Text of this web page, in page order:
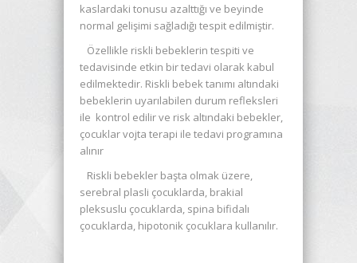
kaslardaki tonusu azalttığı ve beyinde
normal gelişimi sağladığı tespit edilmiştir.
Özellikle riskli bebeklerin tespiti ve
tedavisinde etkin bir tedavi olarak kabul
edilmektedir. Riskli bebek tanımı altındaki
bebeklerin uyarılabilen durum refleksleri
ile kontrol edilir ve risk altındaki bebekler,
çocuklar vojta terapi ile tedavi programına
alınır
Riskli bebekler başta olmak üzere,
serebral plasli çocuklarda, brakial
pleksuslu çocuklarda, spina bifidalı
çocuklarda, hipotonik çocuklara kullanılır.